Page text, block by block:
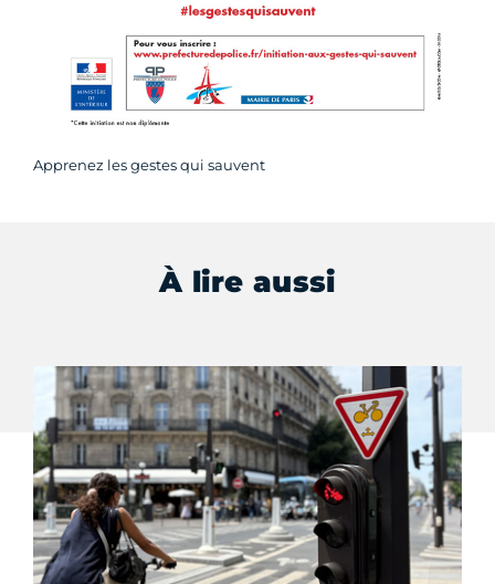
Apprenez les gestes qui sauvent
À lire aussi